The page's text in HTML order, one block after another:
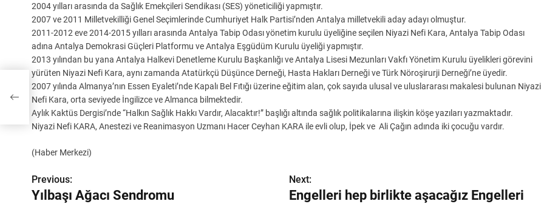
2004 yılları arasında da Sağlık Emekçileri Sendikası (SES) yöneticiliği yapmıştır.
2007 ve 2011 Milletvekilliği Genel Seçimlerinde Cumhuriyet Halk Partisi’nden Antalya milletvekili aday adayı olmuştur.
2011-2012 eve 2014-2015 yılları arasında Antalya Tabip Odası yönetim kurulu üyeliğine seçilen Niyazi Nefi Kara, Antalya Tabip Odası
adına Antalya Demokrasi Güçleri Platformu ve Antalya Eşgüdüm Kurulu üyeliği yapmıştır.
2013 yılından bu yana Antalya Halkevi Denetleme Kurulu Başkanlığı ve Antalya Lisesi Mezunları Vakfı Yönetim Kurulu üyelikleri görevini
yürüten Niyazi Nefi Kara, aynı zamanda Atatürkçü Düşünce Derneği, Hasta Hakları Derneği ve Türk Nöroşirurji Derneği’ne üyedir.
2007 yılında Almanya’nın Essen Eyaleti’nde Kapalı Bel Fıtığı üzerine eğitim alan, çok sayıda ulusal ve uluslararası makalesi bulunan Niyazi
Nefi Kara, orta seviyede İngilizce ve Almanca bilmektedir.
Aylık Kaktüs Dergisi’nde “Halkın Sağlık Hakkı Vardır, Alacaktır!” başlığı altında sağlık politikalarına ilişkin köşe yazıları yazmaktadır.
Niyazi Nefi KARA, Anestezi ve Reanimasyon Uzmanı Hacer Ceyhan KARA ile evli olup, İpek ve Ali Çağın adında iki çocuğu vardır.
(Haber Merkezi)
Y
Previous:
Yılbaşı Ağacı Sendromu
Next:
Engelleri hep birlikte aşacağız Engelleri